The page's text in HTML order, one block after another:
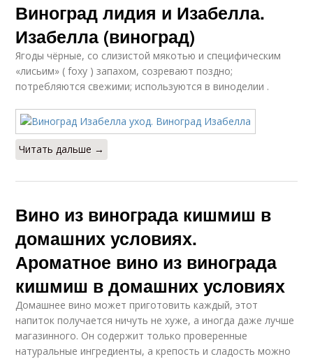
Виноград лидия и Изабелла.
Изабелла (виноград)
Ягоды чёрные, со слизистой мякотью и специфическим
«лисьим» ( foxy ) запахом, созревают поздно;
потребляются свежими; используются в виноделии .
Читать дальше →
Вино из винограда кишмиш в
домашних условиях.
Ароматное вино из винограда
кишмиш в домашних условиях
Домашнее вино может приготовить каждый, этот
напиток получается ничуть не хуже, а иногда даже лучше
магазинного. Он содержит только проверенные
натуральные ингредиенты, а крепость и сладость можно